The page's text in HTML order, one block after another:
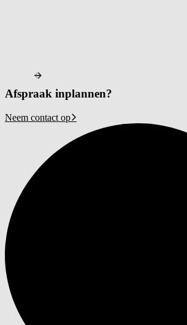
Afspraak inplannen?
Neem contact op